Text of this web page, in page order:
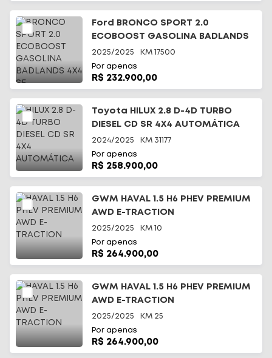
Ford BRONCO SPORT 2.0
ECOBOOST GASOLINA BADLANDS
4X4 SE
2025/2025 KM 17500
Por apenas
R$ 232.900,00
Toyota HILUX 2.8 D-4D TURBO
DIESEL CD SR 4X4 AUTOMÁTICA
2024/2025 KM 31177
Por apenas
R$ 258.900,00
GWM HAVAL 1.5 H6 PHEV PREMIUM
AWD E-TRACTION
2025/2025 KM 10
Por apenas
R$ 264.900,00
GWM HAVAL 1.5 H6 PHEV PREMIUM
AWD E-TRACTION
2025/2025 KM 25
Por apenas
R$ 264.900,00